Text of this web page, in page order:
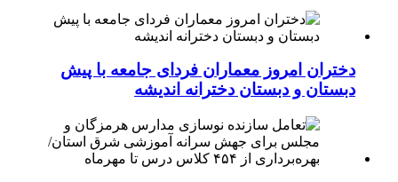
دختران امروز معماران فردای جامعه با پیش
دبستان و دبستان دخترانه اندیشه